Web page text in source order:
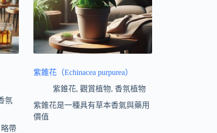
氛
帶
紫錐花（Echinacea purpurea）
紫錐花, 觀賞植物, 香氛植物
紫錐花是一種具有草本香氣與藥用
價值